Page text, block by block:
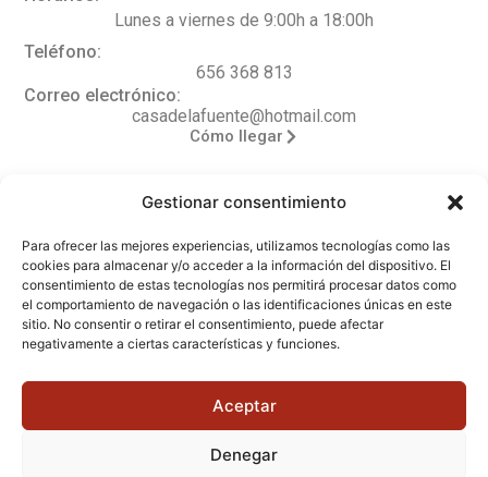
Gestionar consentimiento
Para ofrecer las mejores experiencias, utilizamos tecnologías como las
cookies para almacenar y/o acceder a la información del dispositivo. El
consentimiento de estas tecnologías nos permitirá procesar datos como
el comportamiento de navegación o las identificaciones únicas en este
sitio. No consentir o retirar el consentimiento, puede afectar
negativamente a ciertas características y funciones.
Aceptar
Denegar
Lunes a viernes de 9:00h a 18:00h
Teléfono:
656 368 813
Correo electrónico:
casadelafuente@hotmail.com
Cómo llegar
Legal
Aviso legal
Política de privacidad
Accesibilidad